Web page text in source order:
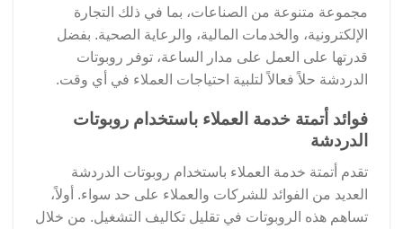
مجموعة متنوعة من الصناعات، بما في ذلك التجارة
الإلكترونية، والخدمات المالية، والرعاية الصحية. بفضل
قدرتها على العمل على مدار الساعة، توفر روبوتات
الدردشة حلاً فعالاً لتلبية احتياجات العملاء في أي وقت.
فوائد أتمتة خدمة العملاء باستخدام روبوتات
الدردشة
تقدم أتمتة خدمة العملاء باستخدام روبوتات الدردشة
العديد من الفوائد للشركات والعملاء على حد سواء. أولاً،
تساهم هذه الروبوتات في تقليل تكاليف التشغيل. من خلال